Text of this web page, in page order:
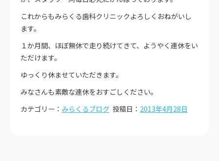
これからもみらくる歯科クリニックよろしくおねがいし
ます。
１か月間、ほぼ無休で走り続けてきて、ようやく連休をい
ただけます。
ゆっくり休ませていただきます。
みなさんも素敵な連休をおすごしください。
カテゴリー： みらくるブログ 投稿日： 2013年4月28日